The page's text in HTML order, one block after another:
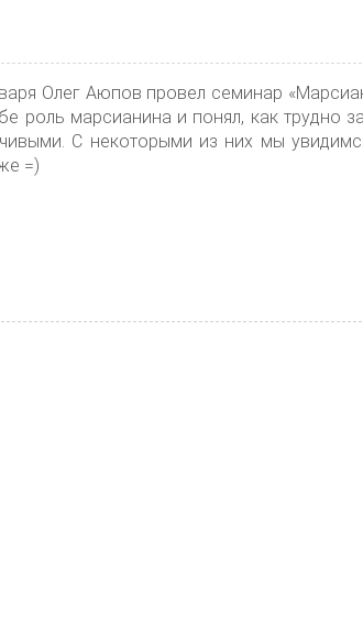
Олег Аюпов провел семинар
роль марсианина и понял, как трудно
С некоторыми из них мы
=)